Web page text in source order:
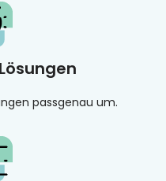
passgenau um.